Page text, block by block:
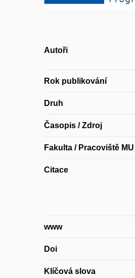
Autoři
Rok publikování
Druh
Časopis / Zdroj
Fakulta / Pracoviště MU
Citace
www
Doi
Klíčová slova